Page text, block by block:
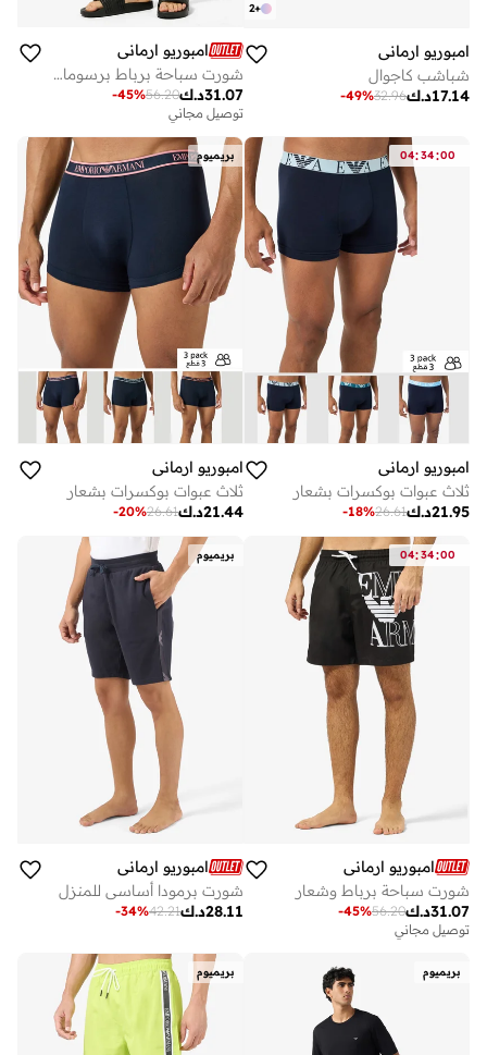
+
2
امبوريو ارماني
شباشب كاجوال
د.ك17.14
32.96
-49%
امبوريو ارماني
شورت سباحة برباط برسومات
د.ك31.07
56.20
-45%
توصيل مجاني
04:34:00
امبوريو ارماني
ثلاث عبوات بوكسرات بشعار
د.ك21.95
26.61
-18%
بريميوم
امبوريو ارماني
ثلاث عبوات بوكسرات بشعار
د.ك21.44
26.61
-20%
04:34:00
امبوريو ارماني
شورت سباحة برباط وشعار
د.ك31.07
56.20
-45%
توصيل مجاني
بريميوم
امبوريو ارماني
شورت برمودا أساسي للمنزل
د.ك28.11
42.21
-34%
بريميوم بريميوم